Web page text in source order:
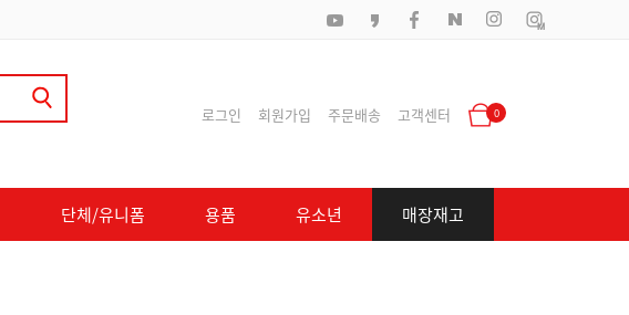
로그인 회원가입 주문배송 고객센터 0
단체/유니폼 용품 유소년 매장재고